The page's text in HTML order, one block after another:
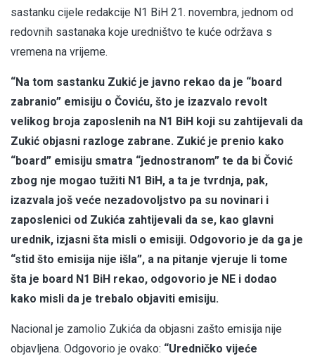
sastanku cijele redakcije N1 BiH 21. novembra, jednom od
redovnih sastanaka koje uredništvo te kuće održava s
vremena na vrijeme.
“Na tom sastanku Zukić je javno rekao da je “board
zabranio” emisiju o Čoviću, što je izazvalo revolt
velikog broja zaposlenih na N1 BiH koji su zahtijevali da
Zukić objasni razloge zabrane. Zukić je prenio kako
“board” emisiju smatra “jednostranom” te da bi Čović
zbog nje mogao tužiti N1 BiH, a ta je tvrdnja, pak,
izazvala još veće nezadovoljstvo pa su novinari i
zaposlenici od Zukića zahtijevali da se, kao glavni
urednik, izjasni šta misli o emisiji. Odgovorio je da ga je
“stid što emisija nije išla”, a na pitanje vjeruje li tome
šta je board N1 BiH rekao, odgovorio je NE i dodao
kako misli da je trebalo objaviti emisiju.
Nacional je zamolio Zukića da objasni zašto emisija nije
objavljena. Odgovorio je ovako: “Uredničko vijeće